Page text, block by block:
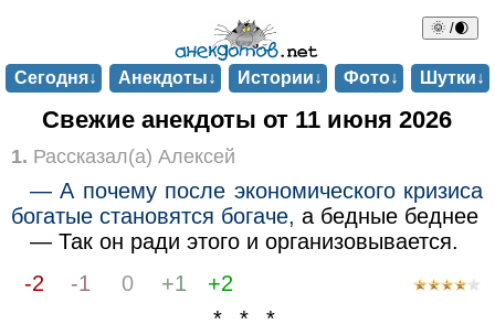
🌞 /🌒
Сегодня↓ Анекдоты↓ Истории↓ Фото↓ Шутки↓
Свежие анекдоты от 11 июня 2026
1. Рассказал(а) Алексей
— А почему после экономического кризиса
богатые становятся богаче, а бедные беднее
— Так он ради этого и организовывается.
-2
-1 0 +1
+2
* * *